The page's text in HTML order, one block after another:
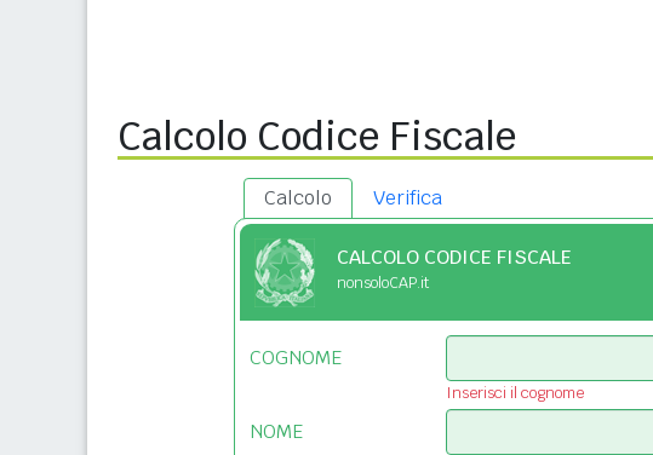
Calcolo Codice Fiscale
Calcolo Verifica
CALCOLO CODICE FISCALE
nonsoloCAP.it
COGNOME
Inserisci il cognome
NOME